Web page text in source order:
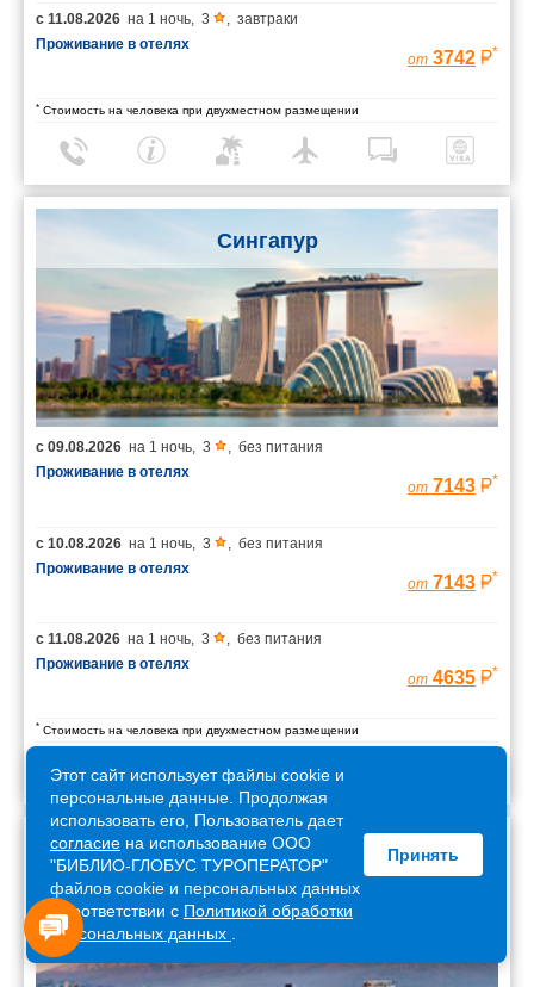
с 11.08.2026 на 1 ночь, 3 , завтраки
Проживание в отелях
от 3742 *
* Стоимость на человека при двухместном размещении
Сингапур
с 09.08.2026 на 1 ночь 3
без питания
Проживание в отелях
от 7143 *
с 10.08.2026 на 1 ночь 3
без питания
Проживание в отелях
от 7143 *
с 11.08.2026 на 1 ночь 3
без питания
Проживание в отелях
от 4635 *
* Стоимость на человека при двухместном размещении
Армения
Этот сайт использует файлы cookie и
персональные данные. Продолжая
использовать его, Пользователь дает
согласие на использование ООО
"БИБЛИО-ГЛОБУС ТУРОПЕРАТОР"
файлов cookie и персональных данных
в соответствии с Политикой обработки
персональных данных
Принять